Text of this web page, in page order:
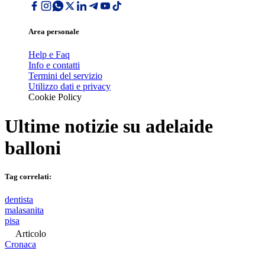
Area personale
Help e Faq
Info e contatti
Termini del servizio
Utilizzo dati e privacy
Cookie Policy
Ultime notizie su adelaide
balloni
Tag correlati:
dentista
malasanita
pisa
Articolo
Cronaca